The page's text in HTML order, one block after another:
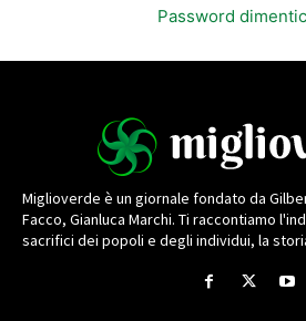
Password
Miglioverde è un giornale fondato da
Facco, Gianluca Marchi. Ti raccontiamo
sacrifici dei popoli e degli individui, la